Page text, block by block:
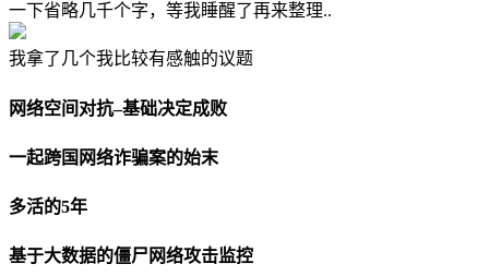
一下省略几千个字，等我睡醒了再来整理..
我拿了几个我比较有感触的议题
网络空间对抗–基础决定成败
一起跨国网络诈骗案的始末
多活的5年
基于大数据的僵尸网络攻击监控